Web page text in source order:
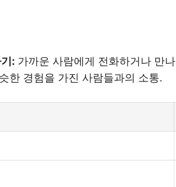
: 가까운 사람에게 전화하거나 만
한 경험을 가진 사람들과의 소통.